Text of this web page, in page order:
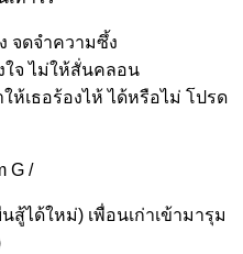
จดจำความซึ้ง
ใจ ไม่ให้สั่นคลอน
ห้เธอร้องไห้ ได้หรือไม่ โปรด
G /
สู้ได้ใหม่) เพื่อนเก่าเข้ามารุม